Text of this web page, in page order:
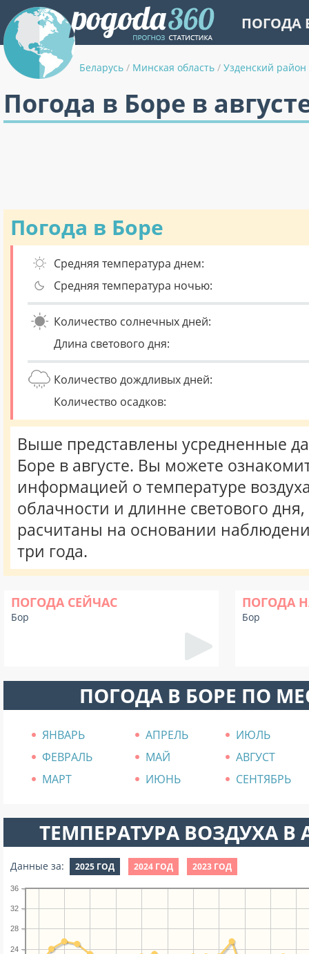
ПОГОДА
Беларусь / Минская область / Узденский район
Погода в Боре в
Погода в Боре
Средняя температура днем:
Средняя температура ночью:
Количество солнечных дней:
Длина светового дня:
Количество дождливых дней:
Количество осадков:
Выше представлены усредненные
Боре в августе. Вы можете
информацией о температуре
облачности и длинне светового
расчитаны на основании
три года.
ПОГОДА СЕЙЧАС
Бор
ПОГОДА
Бор
ПОГОДА В БОРЕ ПО
ЯНВАРЬ АПРЕЛЬ
ИЮЛЬ
ФЕВРАЛЬ
МАЙ
АВГУСТ
МАРТ
ИЮНЬ СЕНТЯБРЬ
ТЕМПЕРАТУРА ВОЗДУХА В
Данные за: 2025 ГОД 2024 ГОД 2023 ГОД
24
28
32
36